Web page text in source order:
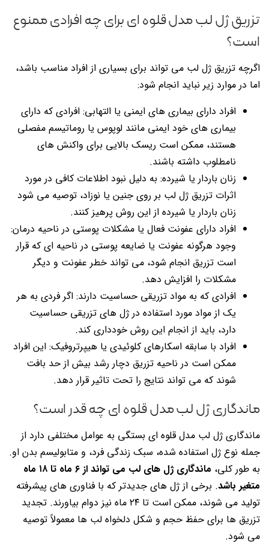
تزریق ژل لب مدل قلوه ای برای چه افرادی ممنوع
است؟
اگرچه تزریق ژل لب می تواند برای بسیاری از افراد مناسب باشد،
اما در موارد زیر نباید انجام شود:
افراد دارای بیماری های ایمنی یا التهابی: افرادی که دارای
بیماری های خود ایمنی مانند لوپوس یا روماتیسم مفصلی
هستند، ممکن است ریسک بالایی برای واکنش های
نامطلوب داشته باشند.
زنان باردار یا شیرده: به دلیل نبود اطلاعات کافی در مورد
اثرات تزریق ژل لب بر روی جنین یا نوزاد، توصیه می شود
زنان باردار یا شیرده از این روش پرهیز کنند.
افراد دارای عفونت فعال یا مشکلات پوستی در ناحیه درمان:
وجود هرگونه عفونت یا ضایعه پوستی در ناحیه ای که قرار
است تزریق انجام شود، می تواند خطر عفونت و دیگر
مشکلات را افزایش دهد.
افرادی که به مواد تزریقی حساسیت دارند: اگر فردی به هر
یک از مواد مورد استفاده در ژل های تزریقی حساسیت
دارد، باید از انجام این روش خودداری کند.
افراد با سابقه اسکارهای کلوئیدی یا هیپرتروفیک: این افراد
ممکن است در ناحیه تزریق دچار رشد بیش از حد بافت
شوند که می تواند نتایج را تحت تاثیر قرار دهد.
ماندگاری ژل لب مدل قلوه ای چه قدر است؟
ماندگاری ژل لب مدل قلوه ای بستگی به عوامل مختلفی دارد از
جمله نوع ژل استفاده شده، سبک زندگی فرد، و متابولیسم بدن او.
به طور کلی،
ماندگاری ژل های لب می تواند از ۶ ماه تا ۱۸ ماه
متغیر باشد. برخی از ژل های جدیدتر که با فناوری های پیشرفته
تولید می شوند، ممکن است تا ۲۴ ماه نیز دوام بیاورند. تجدید
تزریق ها برای حفظ حجم و شکل دلخواه لب ها معمولاً توصیه
می شود.